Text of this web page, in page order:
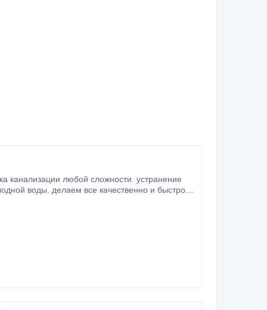
канализации любой сложности. устранение
воды. делаем все качественно и быстро.